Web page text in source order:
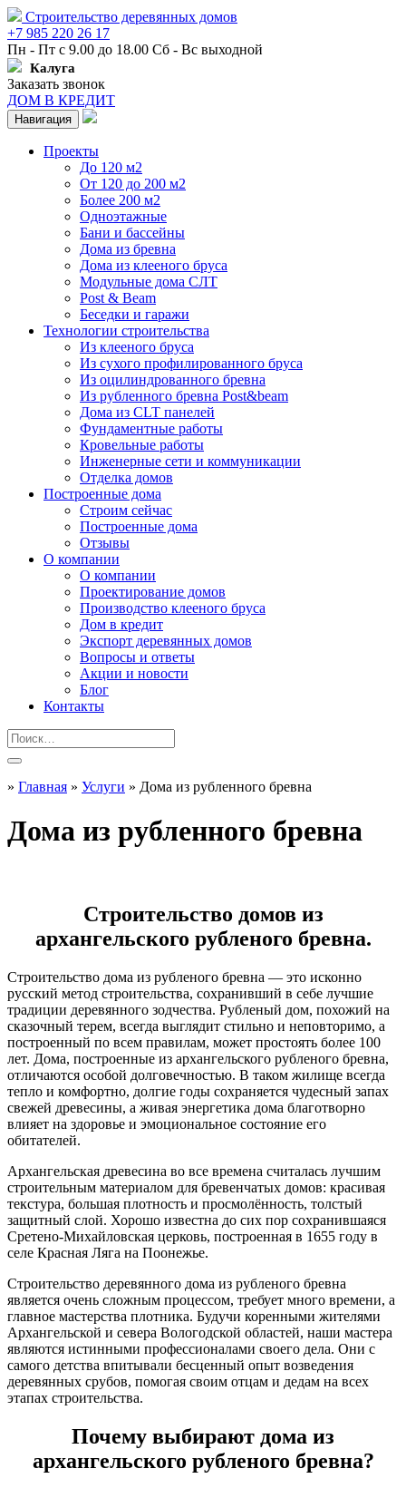
Строительство деревянных домов
+7 985 220 26 17
Пн - Пт с 9.00 до 18.00 Сб - Вс выходной
Калуга
Заказать звонок
ДОМ В КРЕДИТ
Навигация
Проекты
До 120 м2
От 120 до 200 м2
Более 200 м2
Одноэтажные
Бани и бассейны
Дома из бревна
Дома из клееного бруса
Модульные дома СЛТ
Post & Beam
Беседки и гаражи
Технологии строительства
Из клееного бруса
Из сухого профилированного бруса
Из оцилиндрованного бревна
Из рубленного бревна Post&beam
Дома из CLT панелей
Фундаментные работы
Кровельные работы
Инженерные сети и коммуникации
Отделка домов
Построенные дома
Строим сейчас
Построенные дома
Отзывы
О компании
О компании
Проектирование домов
Производство клееного бруса
Дом в кредит
Экспорт деревянных домов
Вопросы и ответы
Акции и новости
Блог
Контакты
» Главная » Услуги » Дома из рубленного бревна
Дома из рубленного бревна
Строительство домов из
архангельского рубленого бревна.
Строительство дома из рубленого бревна — это исконно
русский метод строительства, сохранивший в себе лучшие
традиции деревянного зодчества. Рубленый дом, похожий на
сказочный терем, всегда выглядит стильно и неповторимо, а
построенный по всем правилам, может простоять более 100
лет. Дома, построенные из архангельского рубленого бревна,
отличаются особой долговечностью. В таком жилище всегда
тепло и комфортно, долгие годы сохраняется чудесный запах
свежей древесины, а живая энергетика дома благотворно
влияет на здоровье и эмоциональное состояние его
обитателей.
Архангельская древесина во все времена считалась лучшим
строительным материалом для бревенчатых домов: красивая
текстура, большая плотность и просмолённость, толстый
защитный слой. Хорошо известна до сих пор сохранившаяся
Сретено-Михайловская церковь, построенная в 1655 году в
селе Красная Ляга на Поонежье.
Строительство деревянного дома из рубленого бревна
является очень сложным процессом, требует много времени, а
главное мастерства плотника. Будучи коренными жителями
Архангельской и севера Вологодской областей, наши мастера
являются истинными профессионалами своего дела. Они с
самого детства впитывали бесценный опыт возведения
деревянных срубов, помогая своим отцам и дедам на всех
этапах строительства.
Почему выбирают дома из
архангельского рубленого бревна?